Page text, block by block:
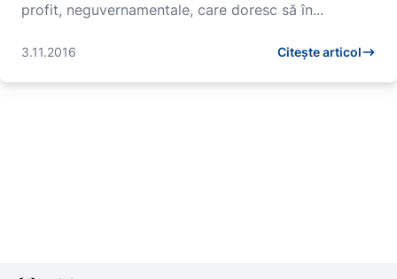
profit, neguvernamentale, care doresc să în...
3.11.2016 Citește articol